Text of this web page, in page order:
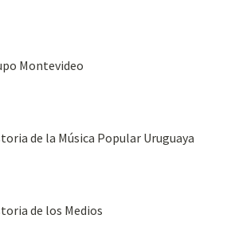
Montevideo
de la Música Popular Uruguaya
de los Medios